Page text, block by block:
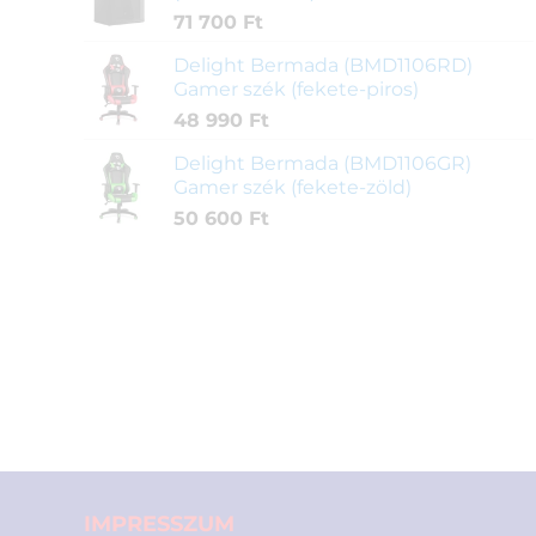
71 700 Ft
Delight Bermada (BMD1106RD)
Gamer szék (fekete-piros)
48 990 Ft
Delight Bermada (BMD1106GR)
Gamer szék (fekete-zöld)
50 600 Ft
IMPRESSZUM